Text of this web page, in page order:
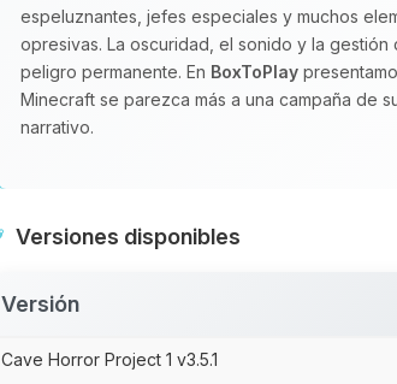
espeluznantes, jefes especiales y muchos
opresivas. La oscuridad, el sonido y la
peligro permanente. En BoxToPlay
Minecraft se parezca más a una campaña de
narrativo.
Versiones disponibles
Versión
Cave Horror Project 1 v3.5.1